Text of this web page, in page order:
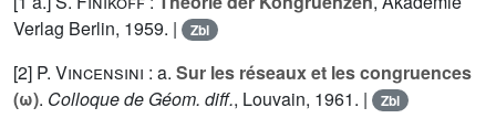
Verlag Berlin, 1959. |
Zbl
[2] P. Vincensini : a. Sur les réseaux et les congruences
(ω). Colloque de Géom. diff., Louvain, 1961. | Zbl